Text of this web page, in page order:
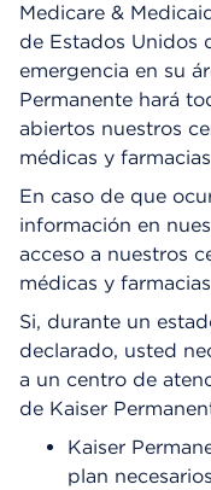
Medicare &
de Estados Unidos
emergencia en su
Permanente hará
abiertos nuestros
médicas y
En caso de que
información en
acceso a nuestros
médicas y
Si, durante un
declarado, usted
a un centro de
de Kaiser
Kaiser
plan